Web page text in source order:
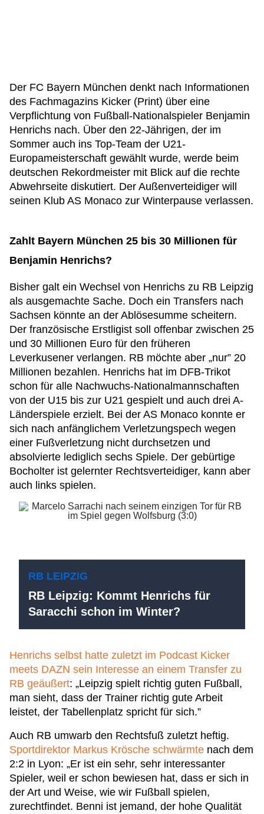
Der FC Bayern München denkt nach Informationen
des Fachmagazins Kicker (Print) über eine
Verpflichtung von Fußball-Nationalspieler Benjamin
Henrichs nach. Über den 22-Jährigen, der im
Sommer auch ins Top-Team der U21-
Europameisterschaft gewählt wurde, werde beim
deutschen Rekordmeister mit Blick auf die rechte
Abwehrseite diskutiert. Der Außenverteidiger will
seinen Klub AS Monaco zur Winterpause verlassen.
Zahlt Bayern München 25 bis 30 Millionen für
Benjamin Henrichs?
Bisher galt ein Wechsel von Henrichs zu RB Leipzig
als ausgemachte Sache. Doch ein Transfers nach
Sachsen könnte an der Ablösesumme scheitern.
Der französische Erstligist soll offenbar zwischen 25
und 30 Millionen Euro für den früheren
Leverkusener verlangen. RB möchte aber „nur” 20
Millionen bezahlen. Henrichs hat im DFB-Trikot
schon für alle Nachwuchs-Nationalmannschaften
von der U15 bis zur U21 gespielt und auch drei A-
Länderspiele erzielt. Bei der AS Monaco konnte er
sich nach anfänglichem Verletzungspech wegen
einer Fußverletzung nicht durchsetzen und
absolvierte lediglich sechs Spiele. Der gebürtige
Bocholter ist gelernter Rechtsverteidiger, kann aber
auch links spielen.
RB LEIPZIG
RB Leipzig: Kommt Henrichs für
Saracchi schon im Winter?
Henrichs selbst hatte zuletzt im Podcast Kicker
meets DAZN sein Interesse an einem Transfer zu
RB geäußert: „Leipzig spielt richtig guten Fußball,
man sieht, dass der Trainer richtig gute Arbeit
leistet, der Tabellenplatz spricht für sich.”
Auch RB umwarb den Rechtsfuß zuletzt heftig.
Sportdirektor Markus Krösche schwärmte nach dem
2:2 in Lyon: „Er ist ein sehr, sehr interessanter
Spieler, weil er schon bewiesen hat, dass er sich in
der Art und Weise, wie wir Fußball spielen,
zurechtfindet. Benni ist jemand, der hohe Qualität